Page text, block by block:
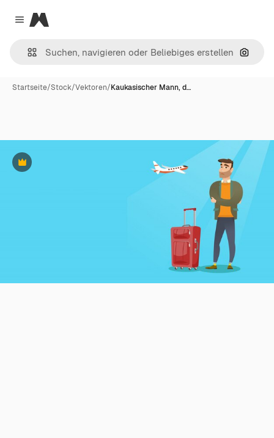
Close menu
Magnific
Nach
Startseite/Stock/Vektoren/Kaukasischer Mann, d…
Premium